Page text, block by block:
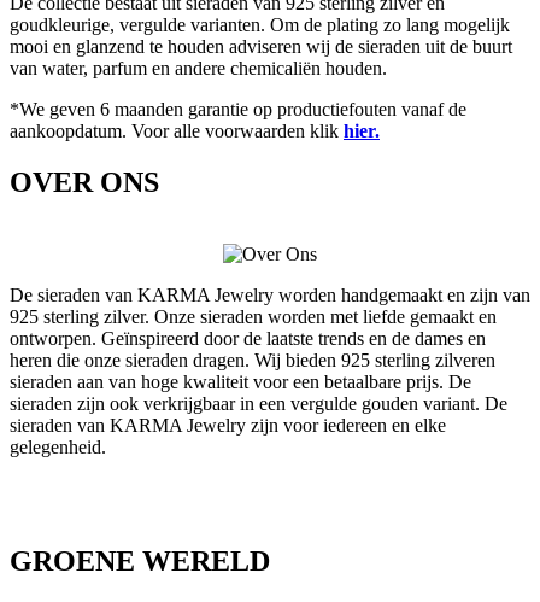
goudkleurige, vergulde varianten. Om de plating zo lang mogelijk
mooi en glanzend te houden adviseren wij de sieraden uit de buurt
van water, parfum en andere chemicaliën houden.
*We geven 6 maanden garantie op productiefouten vanaf de
aankoopdatum. Voor alle voorwaarden klik hier.
OVER ONS
De sieraden van KARMA Jewelry worden handgemaakt en zijn van
925 sterling zilver. Onze sieraden worden met liefde gemaakt en
ontworpen. Geïnspireerd door de laatste trends en de dames en
heren die onze sieraden dragen. Wij bieden 925 sterling zilveren
sieraden aan van hoge kwaliteit voor een betaalbare prijs. De
sieraden zijn ook verkrijgbaar in een vergulde gouden variant. De
sieraden van KARMA Jewelry zijn voor iedereen en elke
gelegenheid.
GROENE WERELD